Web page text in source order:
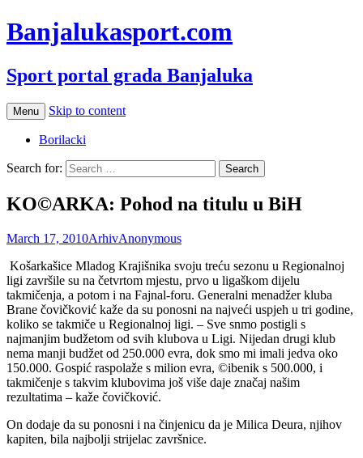
Banjalukasport.com
Sport portal grada Banjaluka
Menu Skip to content
Borilacki
Search for:
KO©ARKA: Pohod na titulu u BiH
March 17, 2010ArhivAnonymous
Košarkašice Mladog Krajišnika svoju treću sezonu u Regionalnoj
ligi završile su na četvrtom mjestu, prvo u ligaškom dijelu
takmičenja, a potom i na Fajnal-foru. Generalni menadžer kluba
Brane čovičković kaže da su ponosni na najveći uspjeh u tri godine,
koliko se takmiče u Regionalnoj ligi. – Sve snmo postigli s
najmanjim budžetom od svih klubova u Ligi. Nijedan drugi klub
nema manji budžet od 250.000 evra, dok smo mi imali jedva oko
150.000. Gospić raspolaže s milion evra, ©ibenik s 500.000, i
takmičenje s takvim klubovima još više daje značaj našim
rezultatima – kaže čovičković.
On dodaje da su ponosni i na činjenicu da je Milica Deura, njihov
kapiten, bila najbolji strijelac završnice.